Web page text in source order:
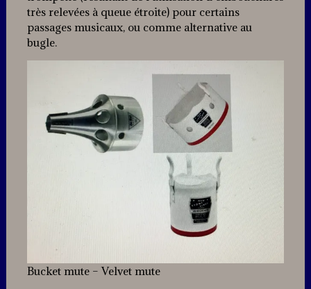
très relevées à queue étroite) pour certains
passages musicaux, ou comme alternative au
bugle.
Bucket mute – Velvet mute